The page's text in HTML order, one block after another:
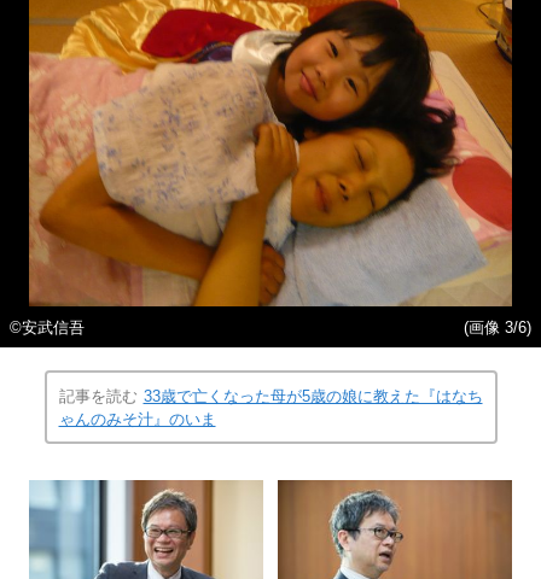
©安武信吾 (画像 3/6)
記事を読む 33歳で亡くなった母が5歳の娘に教えた『はなち
ゃんのみそ汁』のいま